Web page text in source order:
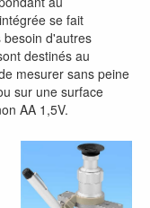
se fait
besoin d'autres
destinés au
mesurer sans peine
sur une surface
AA 1,5V.